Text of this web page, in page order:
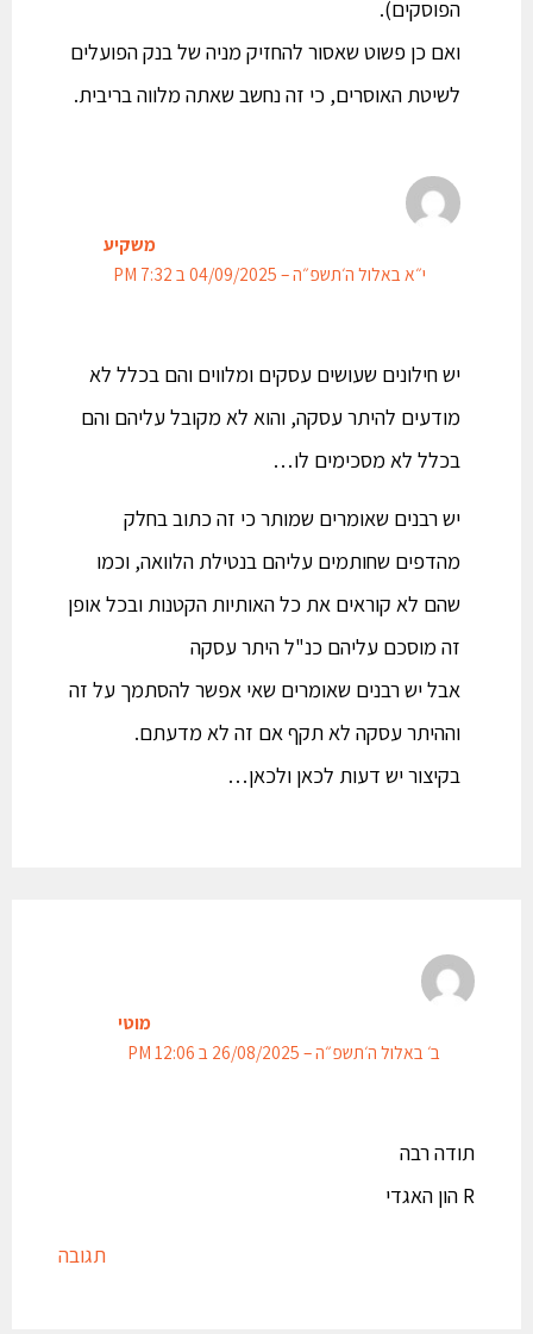
הפוסקים).
ואם כן פשוט שאסור להחזיק מניה של בנק הפועלים
לשיטת האוסרים, כי זה נחשב שאתה מלווה בריבית.
משקיע
י״א באלול ה׳תשפ״ה – 04/09/2025 ב 7:32 PM
יש חילונים שעושים עסקים ומלווים והם בכלל לא
מודעים להיתר עסקה, והוא לא מקובל עליהם והם
בכלל לא מסכימים לו…
יש רבנים שאומרים שמותר כי זה כתוב בחלק
מהדפים שחותמים עליהם בנטילת הלוואה, וכמו
שהם לא קוראים את כל האותיות הקטנות ובכל אופן
זה מוסכם עליהם כנ"ל היתר עסקה
אבל יש רבנים שאומרים שאי אפשר להסתמך על זה
וההיתר עסקה לא תקף אם זה לא מדעתם.
בקיצור יש דעות לכאן ולכאן…
מוטי
ב׳ באלול ה׳תשפ״ה – 26/08/2025 ב 12:06 PM
תודה רבה
תגובה